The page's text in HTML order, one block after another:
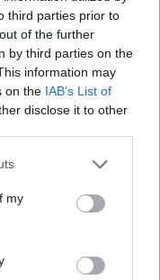
third parties prior to
of the further
by third parties on the
information may
on the IAB’s List of
disclose it to other
my